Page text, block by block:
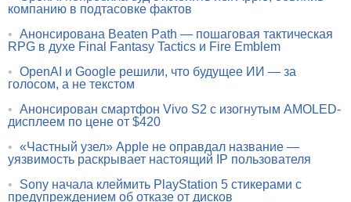
компанию в подтасовке фактов
• Анонсирована Beaten Path — пошаговая тактическая
RPG в духе Final Fantasy Tactics и Fire Emblem
• OpenAI и Google решили, что будущее ИИ — за
голосом, а не текстом
• Анонсирован смартфон Vivo S2 с изогнутым AMOLED-
дисплеем по цене от $420
• «Частный узел» Apple не оправдал название —
уязвимость раскрывает настоящий IP пользователя
•
Sony начала клеймить PlayStation 5 стикерами с
предупреждением об отказе от дисков